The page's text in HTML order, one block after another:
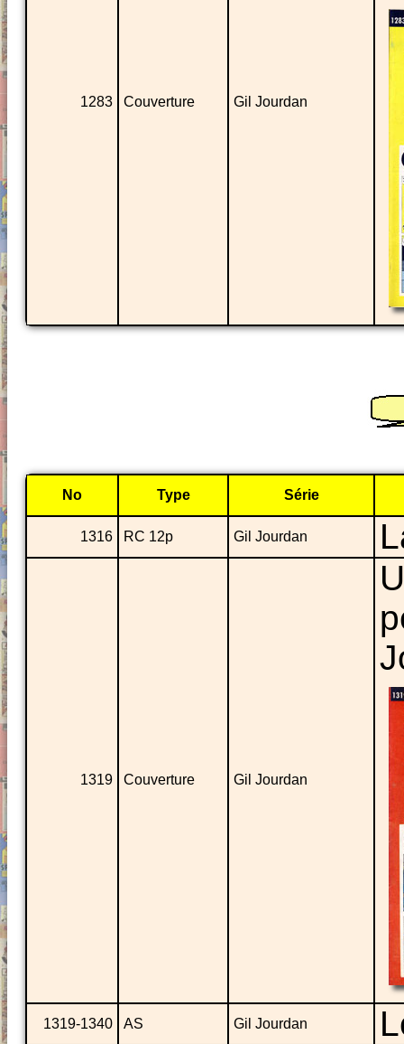
1283 Couverture Gil Jourdan
No Type Série
1316 RC 12p Gil Jourdan
1319 Couverture Gil Jourdan
1319-1340 AS Gil Jourdan